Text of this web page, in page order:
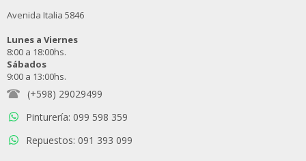
Avenida Italia 5846
Lunes a Viernes
8:00 a 18:00hs.
Sábados
9:00 a 13:00hs.
(+598) 29029499
Pinturería: 099 598 359
Repuestos: 091 393 099